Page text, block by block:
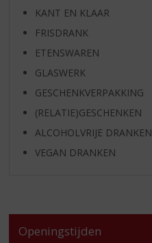
KANT EN KLAAR
FRISDRANK
ETENSWAREN
GLASWERK
GESCHENKVERPAKKING
(RELATIE)GESCHENKEN
ALCOHOLVRIJE DRANKEN
VEGAN DRANKEN
Openingstijden